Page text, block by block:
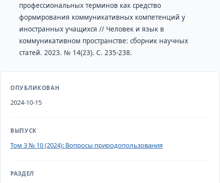
профессиональных терминов как средство
формирования коммуникативных компетенций у
иностранных учащихся // Человек и язык в
коммуникативном пространстве: сборник научных
статей. 2023. № 14(23). С. 235-238.
ОПУБЛИКОВАН
2024-10-15
ВЫПУСК
Том 3 № 10 (2024): Вопросы природопользования
РАЗДЕЛ